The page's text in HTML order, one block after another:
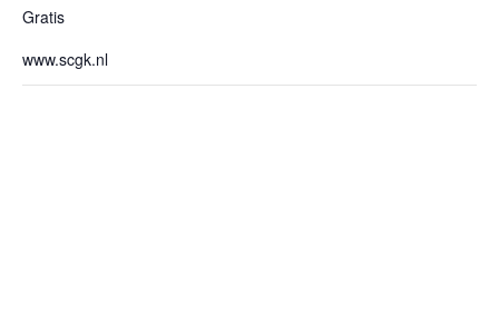
Gratis
www.scgk.nl